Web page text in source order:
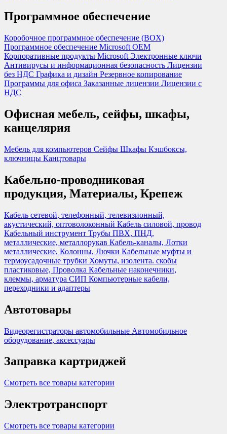
Программное обеспечение
Коробочное программное обеспечение (BOX)
Программное обеспечение Microsoft OEM
Корпоративные продукты Microsoft Электронные ключи
Антивирусы и информационная безопасность Лицензии
без НДС Графика и дизайн Резервное копирование
Программы для офиса Заказанные лицензии Лицензии с
НДС
Офисная мебель, сейфы, шкафы,
канцелярия
Мебель для компьютеров Сейфы Шкафы Кэшбоксы,
ключницы Канцтовары
Кабельно-проводниковая
продукция, Материалы, Крепеж
Кабель сетевой, телефонный, телевизионный,
акустический, оптоволоконный Кабель силовой, провод
Кабельный инструмент Трубы ПВХ, ПНД,
металлические, металлорукав Кабель-каналы, Лотки
металлические, Колонны, Лючки Кабельные муфты и
термоусадочные трубки Хомуты, изолента. скобы
пластиковые, Проволка Кабельные наконечники,
клеммы, арматура СИП Компьютерные кабели,
переходники и адаптеры
Автотовары
Видеорегистраторы автомобильные Автомобильное
оборудование, аксессуары
Заправка картриджей
Смотреть все товары категории
Электротранспорт
Смотреть все товары категории